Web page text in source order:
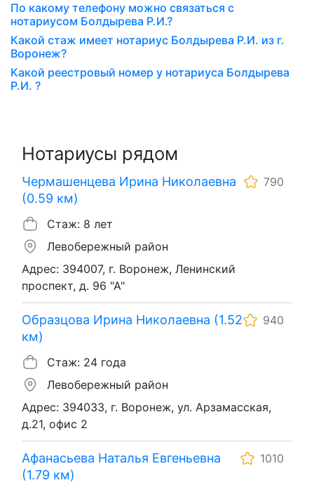
По какому телефону можно связаться с
нотариусом Болдырева Р.И.?
Какой стаж имеет нотариус Болдырева Р.И. из г.
Воронеж?
Какой реестровый номер у нотариуса Болдырева
Р.И. ?
Нотариусы рядом
Чермашенцева Ирина Николаевна
(0.59 км)
790
Стаж: 8 лет
Левобережный район
Адрес: 394007, г. Воронеж, Ленинский
проспект, д. 96 "А"
Образцова Ирина Николаевна (1.52
км)
940
Стаж: 24 года
Левобережный район
Адрес: 394033, г. Воронеж, ул. Арзамасская,
д.21, офис 2
Афанасьева Наталья Евгеньевна
(1.79 км)
1010